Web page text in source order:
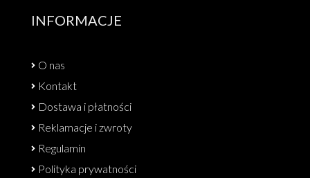
INFORMACJE
O nas
Kontakt
Dostawa i płatności
Reklamacje i zwroty
Regulamin
Polityka prywatności